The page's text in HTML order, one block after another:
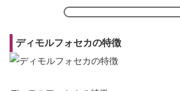
ディモルフォセカの特徴